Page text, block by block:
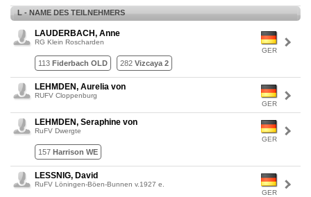
L - NAME DES TEILNEHMERS
GER
LAUDERBACH, Anne
RG Klein Roscharden
113 Fiderbach OLD 282 Vizcaya 2
GER
LEHMDEN, Aurelia von
RUFV Cloppenburg
GER
LEHMDEN, Seraphine von
RuFV Dwergte
157 Harrison WE
GER
LESSNIG, David
RuFV Löningen-Böen-Bunnen v.1927 e.